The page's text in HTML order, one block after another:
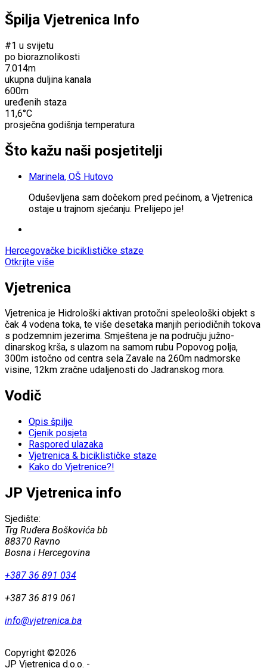
Špilja Vjetrenica Info
#1 u svijetu
po bioraznolikosti
7.014m
ukupna duljina kanala
600m
uređenih staza
11,6°C
prosječna godišnja temperatura
Što kažu naši posjetitelji
Marinela, OŠ Hutovo
Oduševljena sam dočekom pred pećinom, a Vjetrenica
ostaje u trajnom sjećanju. Prelijepo je!
Hercegovačke biciklističke staze
Otkrijte više
Vjetrenica
Vjetrenica je Hidrološki aktivan protočni speleološki objekt s
čak 4 vodena toka, te više desetaka manjih periodičnih tokova
s podzemnim jezerima. Smještena je na području južno-
dinarskog krša, s ulazom na samom rubu Popovog polja,
300m istočno od centra sela Zavale na 260m nadmorske
visine, 12km zračne udaljenosti do Jadranskog mora.
Vodič
Opis špilje
Cjenik posjeta
Raspored ulazaka
Vjetrenica & biciklističke staze
Kako do Vjetrenice?!
JP Vjetrenica info
Sjedište:
Trg Ruđera Boškovića bb
88370 Ravno
Bosna i Hercegovina
+387 36 891 034
+387 36 819 061
info@vjetrenica.ba
Copyright ©2026
JP Vjetrenica d.o.o. -